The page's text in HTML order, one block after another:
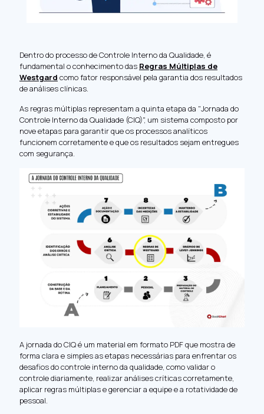
Dentro do processo de Controle Interno da Qualidade, é
fundamental o conhecimento das Regras Múltiplas de
Westgard como fator responsável pela garantia dos resultados
de análises clínicas.
As regras múltiplas representam a quinta etapa da "Jornada do
Controle Interno da Qualidade (CIQ)", um sistema composto por
nove etapas para garantir que os processos analíticos
funcionem corretamente e que os resultados sejam entregues
com segurança.
A jornada do CIQ é um material em formato PDF que mostra de
forma clara e simples as etapas necessárias para enfrentar os
desafios do controle interno da qualidade, como validar o
controle diariamente, realizar análises críticas corretamente,
aplicar regras múltiplas e gerenciar a equipe e a rotatividade de
pessoal.